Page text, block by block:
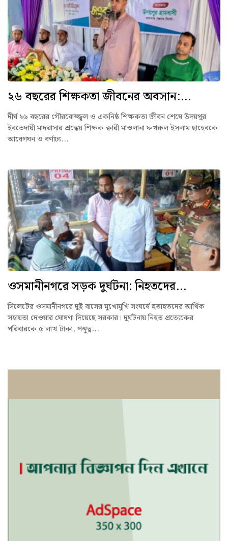
২৬ বছরের শিক্ষকতা জীবনের অবসান:...
দীর্ঘ ২৬ বছরের গৌরবোজ্জ্বল ও একনিষ্ঠ শিক্ষকতা জীবন শেষে উদয়পুর
ইবতেদায়ী মাদরাসার শ্রদ্ধেয় শিক্ষক ক্বারী মাওলানা ফখরুল ইসলাম ছাহেবকে
আবেগঘন ও বর্ণাঢ্য...
ওসমানীনগরে সড়ক দুর্ঘটনা: নিহতদের...
সিলেটের ওসমানীনগরে দুই বাসের মুখোমুখি সংঘর্ষে হতাহতদের আর্থিক
সহায়তা দেওয়ার ঘোষণা দিয়েছে সরকার। দুর্ঘটনায় নিহত প্রত্যেকের
পরিবারকে ৫ লাখ টাকা, পঙ্গুত্ব...